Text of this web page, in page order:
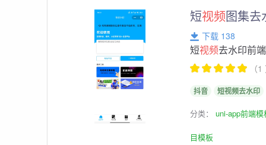
短视频图集去
下载 138
短视频去水印前
（
抖音 短视频去水印
分类：uni-app前端模
目模板